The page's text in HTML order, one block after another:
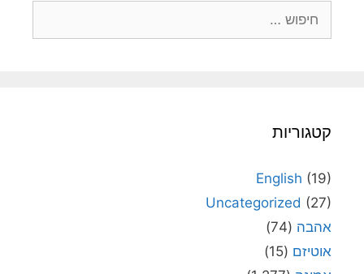
קטגוריות
English (19)
Uncategorized (27)
אהבה (74)
אוטיזם (15)